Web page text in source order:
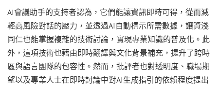
AI會議助手的支持者認為，它們能讓資訊即時可得，從而減
輕高風險對話的壓力，並透過AI自動標示所需數據，讓資淺
同仁也能掌握複雜的技術討論，實現專業知識的普及化。此
外，這項技術也藉由即時翻譯與文化背景補充，提升了跨時
區與語言團隊的包容性。然而，批評者也對透明度、職場期
望以及專業人士在即時討論中對AI生成指引的依賴程度提出